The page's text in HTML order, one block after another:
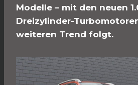
Modelle – mit den neuen
Dreizylinder-
weiteren Trend folgt.